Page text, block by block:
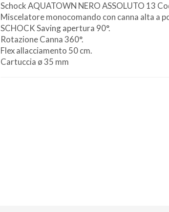
Schock AQUATOWN NERO ASSOLUTO 13
Miscelatore monocomando con canna alta a
SCHOCK Saving apertura 90°.
Rotazione Canna 360°.
Flex allacciamento 50 cm.
Cartuccia ø 35 mm